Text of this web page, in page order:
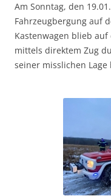
Am Sonntag, den
Fahrzeugbergung auf
Kastenwagen blieb auf
mittels direktem Zug
seiner misslichen